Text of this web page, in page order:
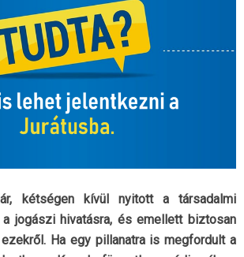
kétségen kívül nyitott a társadalmi
jogászi hivatásra, és emellett biztosan
Ha egy pillanatra is megfordult a